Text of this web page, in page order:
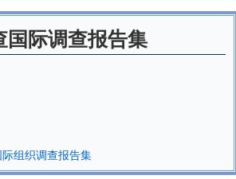
国际调查报告集
组织调查报告集